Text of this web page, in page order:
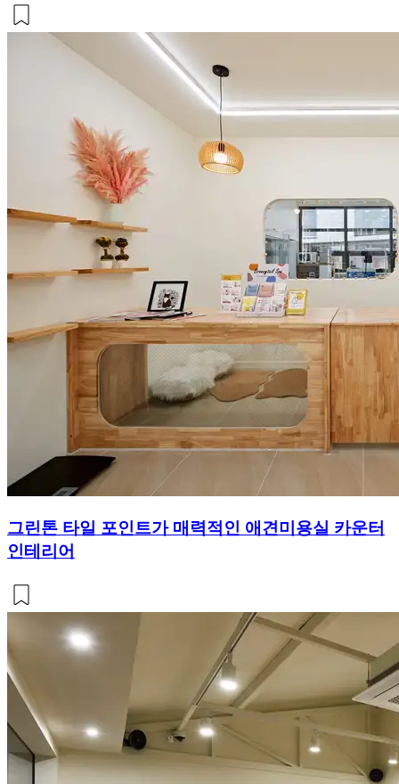
그린톤 타일 포인트가 매력적인 애견미용실 카운터
인테리어